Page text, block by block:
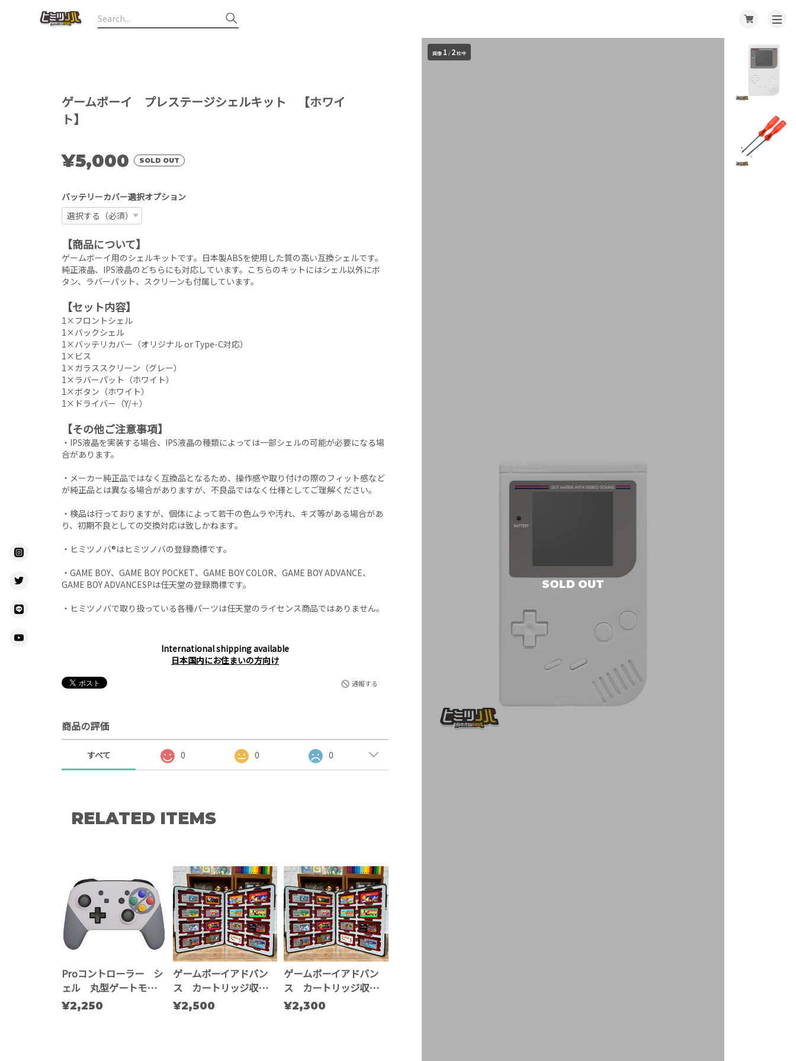
画像 1 / 2枚中
SOLD OUT
ゲームボーイ プレステージシェルキット 【ホワイ
ト】
¥5,000 SOLD OUT
バッテリーカバー選択オプション
【商品について】
ゲームボーイ用のシェルキットです。日本製ABSを使用した質の高い互換シェルです。
純正液晶、IPS液晶のどちらにも対応しています。こちらのキットにはシェル以外にボ
タン、ラバーパット、スクリーンも付属しています。
【セット内容】
1×フロントシェル
1×バックシェル
1×バッテリカバー（オリジナル or Type-C対応）
1×ビス
1×ガラススクリーン（グレー）
1×ラバーパット（ホワイト）
1×ボタン（ホワイト）
1×ドライバー（Y/＋）
【その他ご注意事項】
・IPS液晶を実装する場合、IPS液晶の種類によっては一部シェルの可能が必要になる場
合があります。
・メーカー純正品ではなく互換品となるため、操作感や取り付けの際のフィット感など
が純正品とは異なる場合がありますが、不良品ではなく仕様としてご理解ください。
・検品は行っておりますが、個体によって若干の色ムラや汚れ、キズ等がある場合があ
り、初期不良としての交換対応は致しかねます。
・ヒミツノバ®はヒミツノバの登録商標です。
・GAME BOY、GAME BOY POCKET、GAME BOY COLOR、GAME BOY ADVANCE、
GAME BOY ADVANCESPは任天堂の登録商標です。
・ヒミツノバで取り扱っている各種パーツは任天堂のライセンス商品ではありません。
International shipping available
日本国内にお住まいの方向け
通報する
商品の評価
すべて 0 0 0
RELATED ITEMS
Proコントローラー シ
ェル 丸型ゲートモデル
(SFC)
¥2,250
ゲームボーイアドバン
ス カートリッジ収納ケ
ース
¥2,500
ゲームボーイアドバン
ス カートリッジ収納ケ
ース ※複数個用
¥2,300